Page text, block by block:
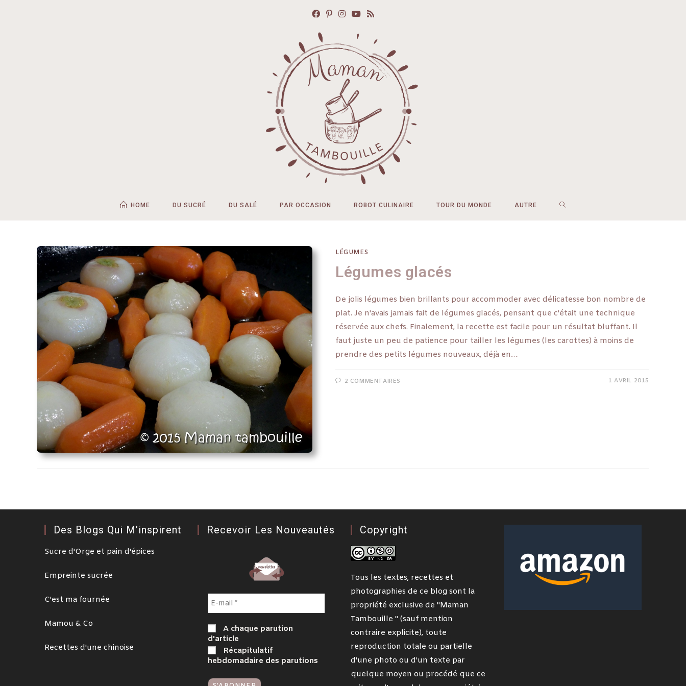
HOME DU SUCRÉ DU SALÉ PAR OCCASION ROBOT CULINAIRE TOUR DU MONDE AUTRE
LÉGUMES
Légumes glacés
De jolis légumes bien brillants pour accommoder avec délicatesse bon nombre de
plat. Je n'avais jamais fait de légumes glacés, pensant que c'était une technique
réservée aux chefs. Finalement, la recette est facile pour un résultat bluffant. Il
faut juste un peu de patience pour tailler les légumes (les carottes) à moins de
prendre des petits légumes nouveaux, déjà en…
2 COMMENTAIRES 1 AVRIL 2015
Des Blogs Qui M’inspirent
Sucre d'Orge et pain d'épices
Empreinte sucrée
C'est ma fournée
Mamou & Co
Recettes d'une chinoise
Recevoir Les Nouveautés
A chaque parution
d'article
Récapitulatif
hebdomadaire des parutions
Copyright
Tous les textes, recettes et
photographies de ce blog sont la
propriété exclusive de "Maman
Tambouille " (sauf mention
contraire explicite), toute
reproduction totale ou partielle
d'une photo ou d'un texte par
quelque moyen ou procédé que ce